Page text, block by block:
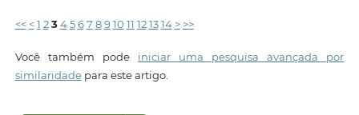
<< < 1 2 3 4 5 6 7 8 9 10 11 12 13 14 > >>
Você também pode iniciar uma pesquisa avançada por
similaridadepara este artigo.